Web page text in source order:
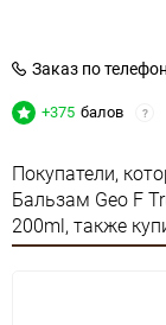
Заказ по
+375 балов ?
Покупатели,
Бальзам Geo F
200ml, также